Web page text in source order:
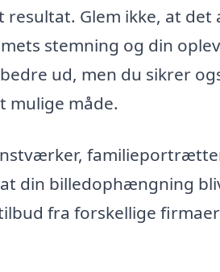
Glem ikke, at
stemning og din
ud, men du sikrer
mulige måde.
din billedophængning
fra forskellige